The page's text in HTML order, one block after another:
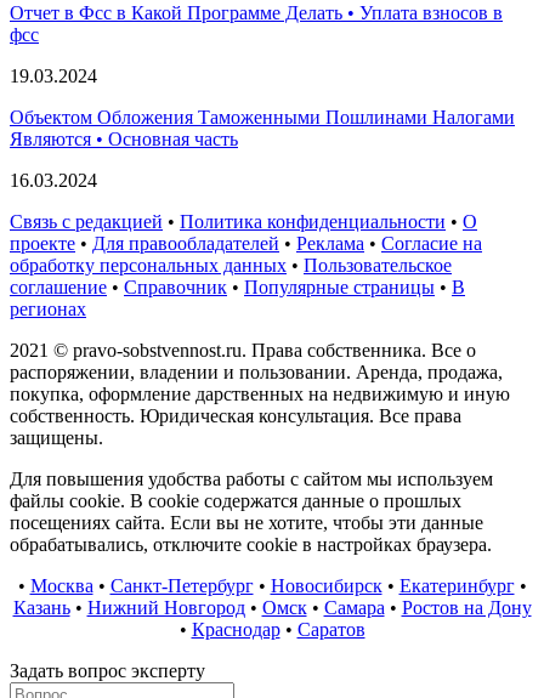
Отчет в Фсс в Какой Программе Делать • Уплата взносов в
фсс
19.03.2024
Объектом Обложения Таможенными Пошлинами Налогами
Являются • Основная часть
16.03.2024
Связь с редакцией • Политика конфиденциальности • О
проекте • Для правообладателей • Реклама • Согласие на
обработку персональных данных • Пользовательское
соглашение • Справочник • Популярные страницы • В
регионах
2021 © pravo-sobstvennost.ru. Права собственника. Все о
распоряжении, владении и пользовании. Аренда, продажа,
покупка, оформление дарственных на недвижимую и иную
собственность. Юридическая консультация. Все права
защищены.
Для повышения удобства работы с сайтом мы используем
файлы cookie. В cookie содержатся данные о прошлых
посещениях сайта. Если вы не хотите, чтобы эти данные
обрабатывались, отключите cookie в настройках браузера.
• Москва • Санкт-Петербург• Новосибирск• Екатеринбург•
Казань• Нижний Новгород• Омск• Самара • Ростов на Дону
• Краснодар• Саратов
Задать вопрос эксперту